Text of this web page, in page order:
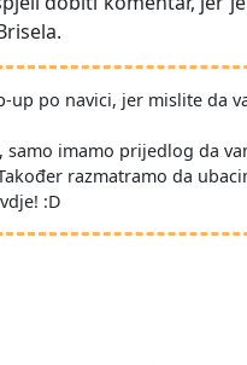
up po navici, jer mislite da
samo imamo prijedlog da
razmatramo da
:D